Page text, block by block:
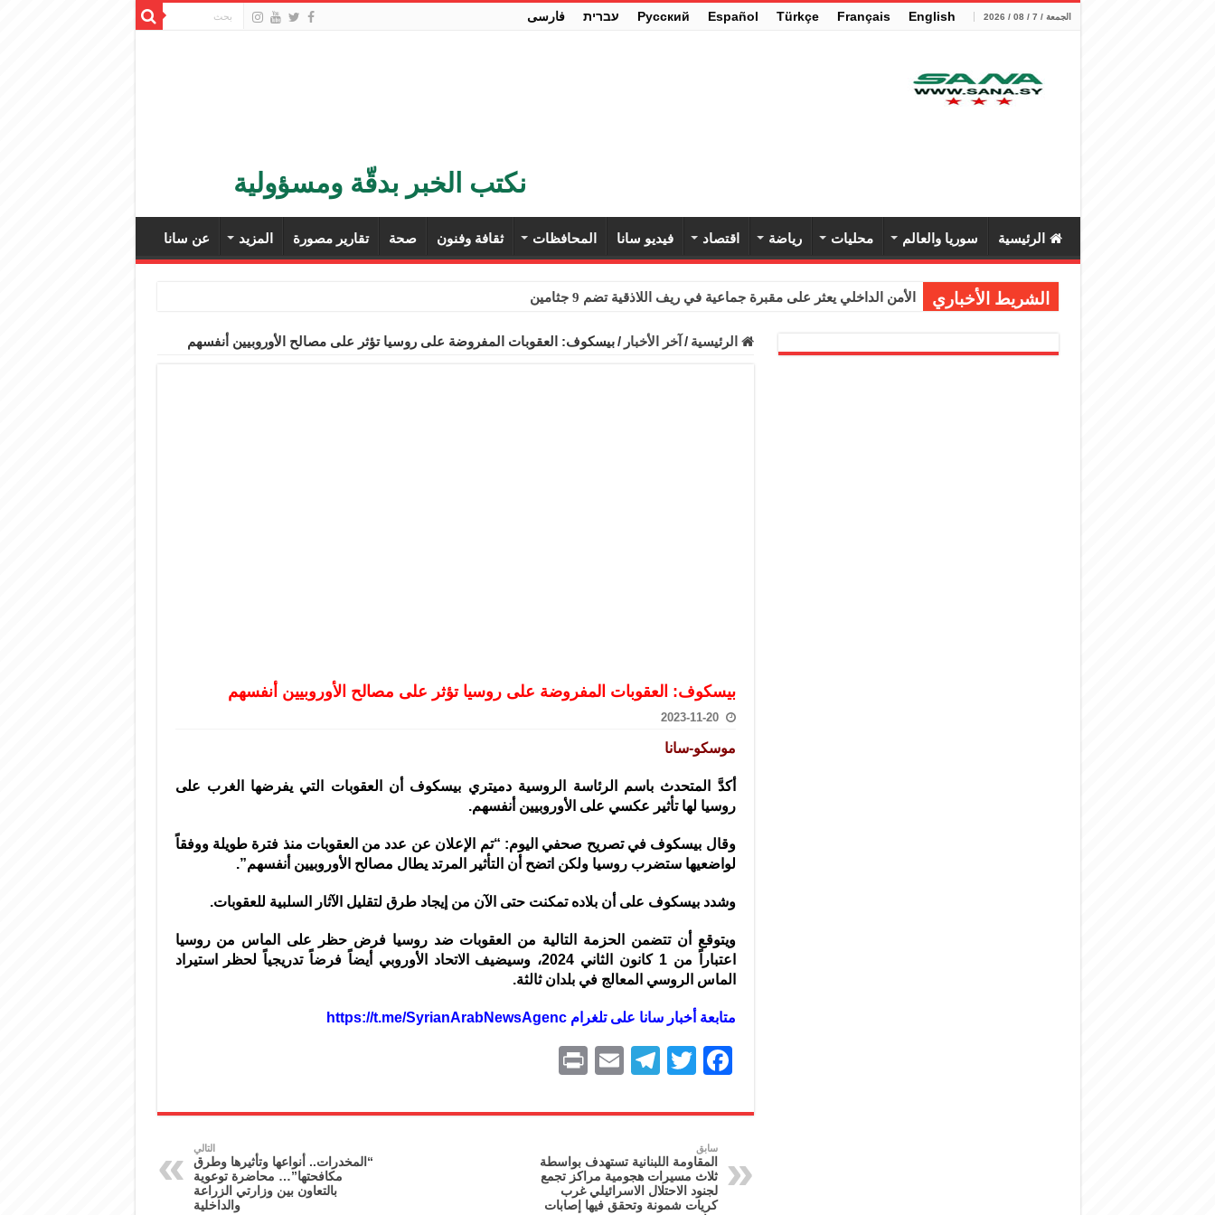
الجمعة / 7 / 08 / 2026 English
Français
Türkçe
Español
Pусский עברית فارسی
نكتب الخبر بدقّة ومسؤولية
الرئيسية سوريا والعالم محليات رياضة اقتصاد فيديو سانا المحافظات ثقافة وفنون صحة تقارير مصورة المزيد عن سانا
الشريط الأخباري الأمن الداخلي يعثر على مقبرة جماعية في ريف اللاذقية تضم 9 جثامين
برنية: مرسوم بإعفاء مستهلكي الكهرباء المنزلية والتجارية والصناعية من الرسوم
الرئيسية / آخر الأخبار / بيسكوف: العقوبات المفروضة على روسيا تؤثر على مصالح الأوروبيين أنفسهم
بيسكوف: العقوبات المفروضة على روسيا تؤثر على مصالح الأوروبيين أنفسهم
2023-11-20
موسكو-سانا
أكدَّ المتحدث باسم الرئاسة الروسية دميتري بيسكوف أن العقوبات التي يفرضها الغرب على
روسيا لهاتأثير عكسي على الأوروبيين أنفسهم.
وقال بيسكوف في تصريح صحفي اليوم: “تم الإعلان عن عدد من العقوبات منذ فترة طويلة ووفقاً
لواضعيها ستضرب روسيا ولكن اتضح أن التأثير المرتد يطال مصالح الأوروبيين أنفسهم”.
وشدد بيسكوف على أن بلاده تمكنت حتى الآن من إيجاد طرق لتقليل الآثار السلبية للعقوبات.
ويتوقع أن تتضمن الحزمة التالية من العقوبات ضد روسيا فرض حظر على الماس من روسيا
اعتباراً من 1 كانون الثاني 2024، وسيضيف الاتحاد الأوروبي أيضاً فرضاً تدريجياً لحظر استيراد
الماس الروسي المعالج في بلدان ثالثة.
متابعة أخبار سانا على تلغرام https://t.me/SyrianArabNewsAgenc
F
c
e
b
o
T
itt
er
T
e
a
m
E
ai
nt
سابق
المقاومة اللبنانية تستهدف بواسطة
ثلاث ‏مسيرات هجومية مراكز تجمع
لجنود الاحتلال ‏الاسرائيلي غرب
كريات شمونة وتحقق فيها إصابات
التالي
“المخدرات.. أنواعها وتأثيرها وطرق
مكافحتها”… محاضرة توعوية
بالتعاون بين وزارتي الزراعة
والداخلية